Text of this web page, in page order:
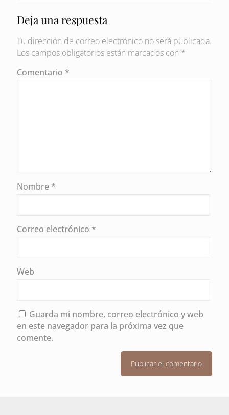
Deja una respuesta
Tu dirección de correo electrónico no será publicada.
Los campos obligatorios están marcados con *
Comentario *
Nombre *
Correo electrónico *
Web
Guarda mi nombre, correo electrónico y web
en este navegador para la próxima vez que
comente.